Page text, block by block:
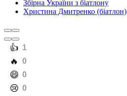
Збірна України з біатлону
Христина Дмитренко (біатлон)
️👍 1
️🔥 0
️😄 0
️😢 0